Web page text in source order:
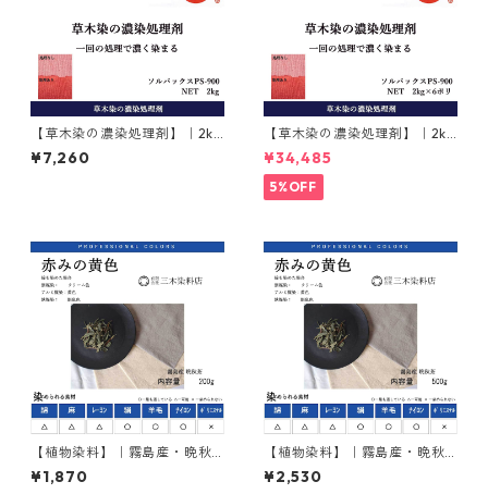
【草木染の濃染処理剤】｜2kg
｜ソルバックスPSー900
¥7,260
【草木染の濃染処理剤】｜2kg
×5本｜ソルバックスPSー900
¥34,485
5%OFF
【植物染料】｜霧島産・晩秋
茶｜200g入り・単品｜入門・
お試し品
¥1,870
【植物染料】｜霧島産・晩秋
茶｜500g入り・単品｜標準・
お店推奨
¥2,530